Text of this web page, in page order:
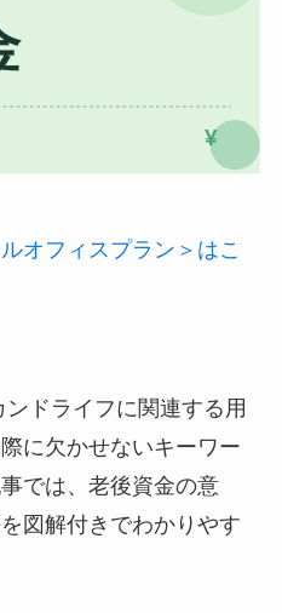
オフィスプラン＞はこ
ドライフに関連する用
に欠かせないキーワー
では、老後資金の意
図解付きでわかりやす